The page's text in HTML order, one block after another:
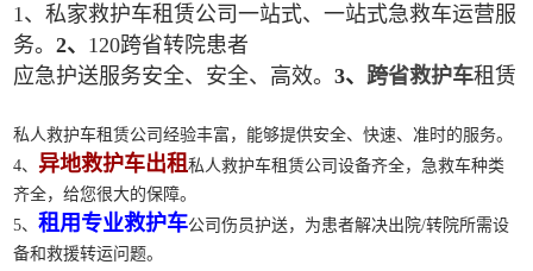
1、私家救护车租赁公司一站式、一站式急救车运营服
务。2、 120跨省转院患者
应急护送服务安全、安全、高效。3、 跨省救护车租赁
私人救护车租赁公司经验丰富，能够提供安全、快速、准时的服务。
4、 异地救护车出租私人救护车租赁公司设备齐全，急救车种类
齐全，给您很大的保障。
5、租用专业救护车公司伤员护送，为患者解决出院/转院所需设
备和救援转运问题。